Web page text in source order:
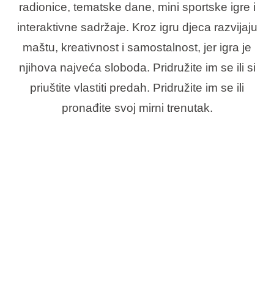
radionice, tematske dane, mini sportske igre i
interaktivne sadržaje. Kroz igru djeca razvijaju
maštu, kreativnost i samostalnost, jer igra je
njihova najveća sloboda. Pridružite im se ili si
priuštite vlastiti predah. Pridružite im se ili
pronađite svoj mirni trenutak.